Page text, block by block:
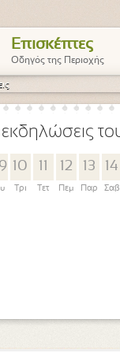
Επισκέπτες
Οδηγός της Περιοχής
εκδηλώσεις
10
Τρι Τετ
12
Πεμ
13
Παρ
14
Σαβ